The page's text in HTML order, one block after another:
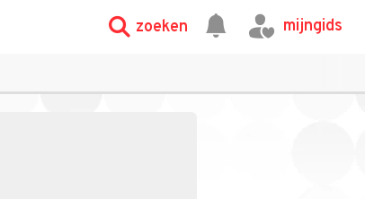
zoeken mijngids